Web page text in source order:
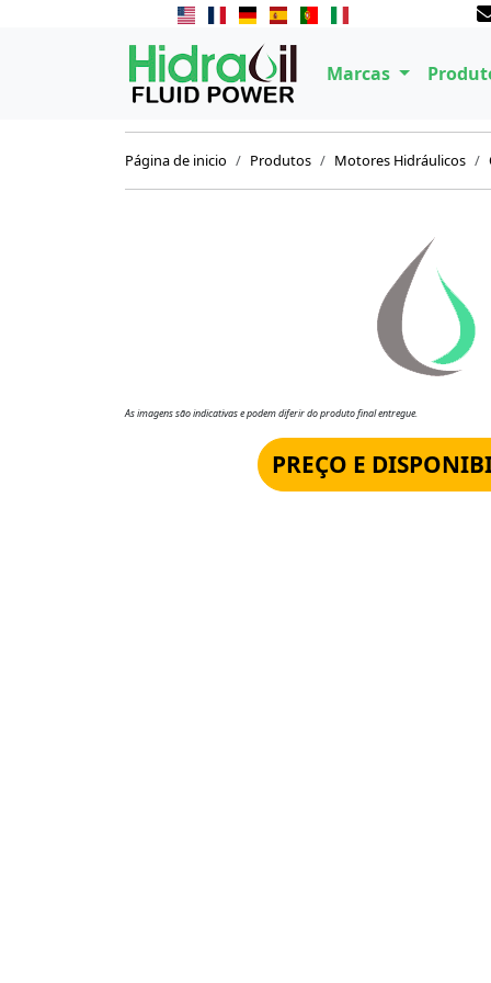
Marcas
Página de inicio Produtos Motores Hidráulicos
As imagens são indicativas e podem diferir do produto final entregue.
PREÇO E